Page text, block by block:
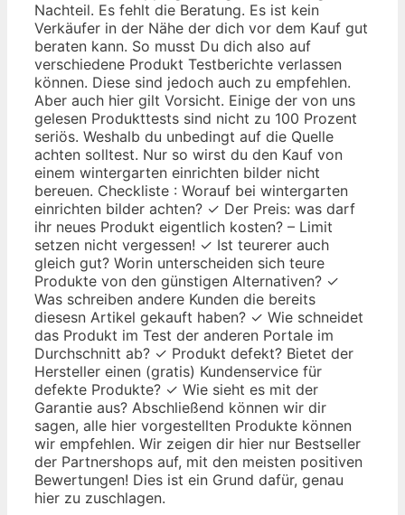
Nachteil. Es fehlt die Beratung. Es ist kein
Verkäufer in der Nähe der dich vor dem Kauf gut
beraten kann. So musst Du dich also auf
verschiedene Produkt Testberichte verlassen
können. Diese sind jedoch auch zu empfehlen.
Aber auch hier gilt Vorsicht. Einige der von uns
gelesen Produkttests sind nicht zu 100 Prozent
seriös. Weshalb du unbedingt auf die Quelle
achten solltest. Nur so wirst du den Kauf von
einem wintergarten einrichten bilder nicht
bereuen. Checkliste : Worauf bei wintergarten
einrichten bilder achten? ✓ Der Preis: was darf
ihr neues Produkt eigentlich kosten? – Limit
setzen nicht vergessen! ✓ Ist teurerer auch
gleich gut? Worin unterscheiden sich teure
Produkte von den günstigen Alternativen? ✓
Was schreiben andere Kunden die bereits
diesesn Artikel gekauft haben? ✓ Wie schneidet
das Produkt im Test der anderen Portale im
Durchschnitt ab? ✓ Produkt defekt? Bietet der
Hersteller einen (gratis) Kundenservice für
defekte Produkte? ✓ Wie sieht es mit der
Garantie aus? Abschließend können wir dir
sagen, alle hier vorgestellten Produkte können
wir empfehlen. Wir zeigen dir hier nur Bestseller
der Partnershops auf, mit den meisten positiven
Bewertungen! Dies ist ein Grund dafür, genau
hier zu zuschlagen.